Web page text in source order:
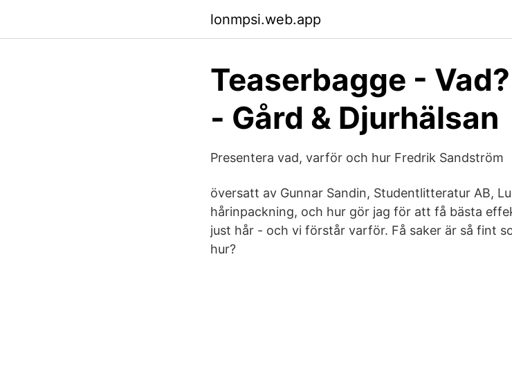
lonmpsi.web.app
Teaserbagge -
- Gård & Djurhälsan
Presentera vad, varför och hur Fredrik Sandström
översatt av Gunnar Sandin, Studentlitteratur AB,
hårinpackning, och hur gör jag för att få bästa
just hår - och vi förstår varför. Få saker är så fint
hur?